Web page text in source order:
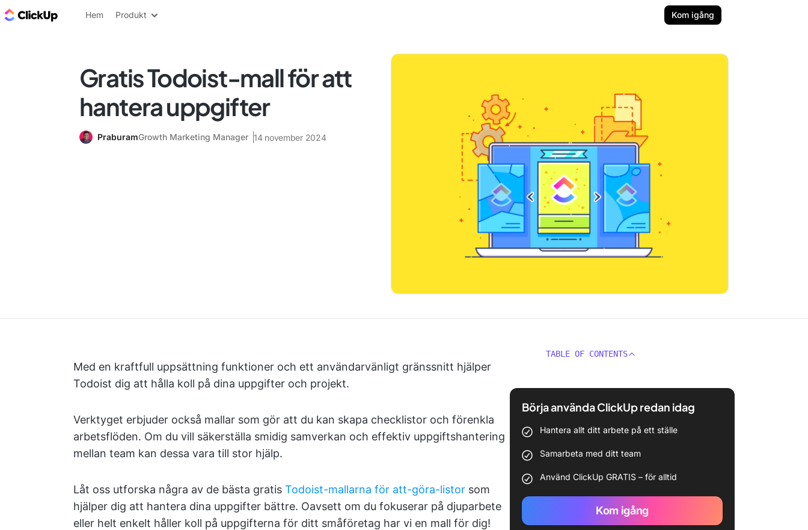
ClickUp-bloggen
Hem Produkt Kom igång
Gratis Todoist-mall för att
hantera uppgifter
PraburamGrowth Marketing Manager 14 november 2024
Med en kraftfull uppsättning funktioner och ett användarvänligt gränssnitt hjälper
Todoist dig att hålla koll på dina uppgifter och projekt.
Verktyget erbjuder också mallar som gör att du kan skapa checklistor och förenkla
arbetsflöden. Om du vill säkerställa smidig samverkan och effektiv uppgiftshantering
mellan team kan dessa vara till stor hjälp.
Låt oss utforska några av de bästa gratis Todoist-mallarna för att-göra-listor som
hjälper dig att hantera dina uppgifter bättre. Oavsett om du fokuserar på djuparbete
eller helt enkelt håller koll på uppgifterna för ditt småföretag har vi en mall för dig!
TABLE OF CONTENTS
Börja använda ClickUp redan idag
Hantera allt ditt arbete på ett ställe
Samarbeta med ditt team
Använd ClickUp GRATIS – för alltid
Kom igång